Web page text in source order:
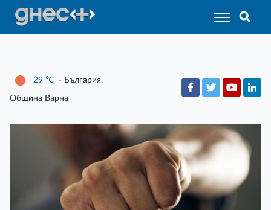
29 ℃ - България,
Община Варна